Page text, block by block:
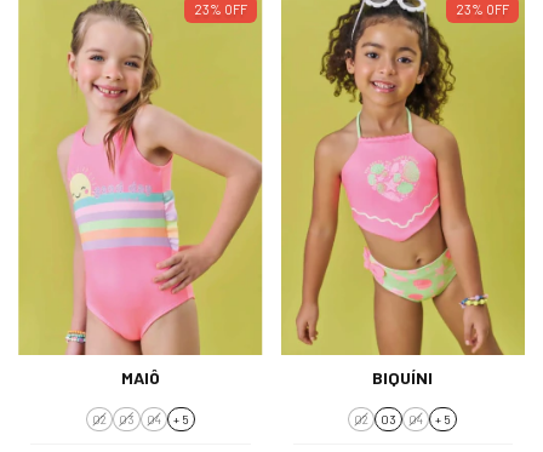
23% OFF
MAIÔ
02 03 04 + 5
23% OFF
BIQUÍNI
02 03 04 + 5